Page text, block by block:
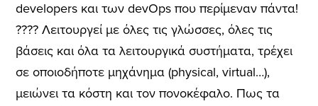
developers και των devOps που περίμεναν πάντα!
???? Λειτουργεί με όλες τις γλώσσες, όλες τις
βάσεις και όλα τα λειτουργικά συστήματα, τρέχει
σε οποιοδήποτε μηχάνημα (physical, virtual…),
μειώνει τα κόστη και τον πονοκέφαλο. Πως τα